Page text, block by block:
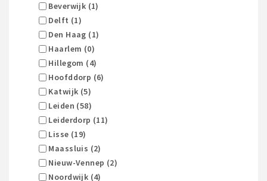
Beverwijk (1)
Delft (1)
Den Haag (1)
Haarlem (0)
Hillegom (4)
Hoofddorp (6)
Katwijk (5)
Leiden (58)
Leiderdorp (11)
Lisse (19)
Maassluis (2)
Nieuw-Vennep (2)
Noordwijk (4)